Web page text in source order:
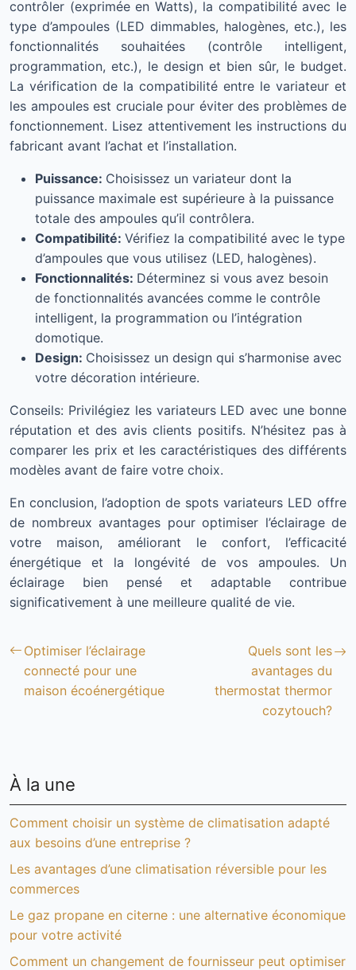
contrôler (exprimée en Watts), la compatibilité avec le
type d’ampoules (LED dimmables, halogènes, etc.), les
fonctionnalités souhaitées (contrôle intelligent,
programmation, etc.), le design et bien sûr, le budget.
La vérification de la compatibilité entre le variateur et
les ampoules est cruciale pour éviter des problèmes de
fonctionnement. Lisez attentivement les instructions du
fabricant avant l’achat et l’installation.
Puissance: Choisissez un variateur dont la
puissance maximale est supérieure à la puissance
totale des ampoules qu’il contrôlera.
Compatibilité: Vérifiez la compatibilité avec le type
d’ampoules que vous utilisez (LED, halogènes).
Fonctionnalités: Déterminez si vous avez besoin
de fonctionnalités avancées comme le contrôle
intelligent, la programmation ou l’intégration
domotique.
Design: Choisissez un design qui s’harmonise avec
votre décoration intérieure.
Conseils: Privilégiez les variateurs LED avec une bonne
réputation et des avis clients positifs. N’hésitez pas à
comparer les prix et les caractéristiques des différents
modèles avant de faire votre choix.
En conclusion, l’adoption de spots variateurs LED offre
de nombreux avantages pour optimiser l’éclairage de
votre maison, améliorant le confort, l’efficacité
énergétique et la longévité de vos ampoules. Un
éclairage bien pensé et adaptable contribue
significativement à une meilleure qualité de vie.
Optimiser l’éclairage
connecté pour une
maison écoénergétique
Quels sont les
avantages du
thermostat thermor
cozytouch?
À la une
Comment choisir un système de climatisation adapté
aux besoins d’une entreprise ?
Les avantages d’une climatisation réversible pour les
commerces
Le gaz propane en citerne : une alternative économique
pour votre activité
Comment un changement de fournisseur peut optimiser